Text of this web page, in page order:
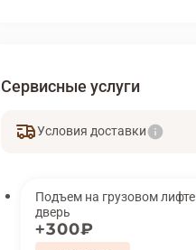
Сервисные услуги
Условия доставки
Подъем на грузовом лифте за 1
дверь
300₽